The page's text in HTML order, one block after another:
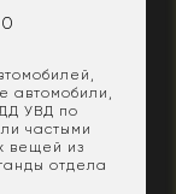
автомобили,
УВД по
частыми
вещей из
отдела